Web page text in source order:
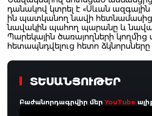
դանակով կտրել է «Սևան
ին պատկանող նավի
նավակին պահող պարանը և
Պարեկային ծառայողների կողմից
հետապնդվելուց հետո ձկնորսները
ՏԵՍԱՆՅՈՒԹԵՐ
Բաժանորդագրվիր մերYouTube